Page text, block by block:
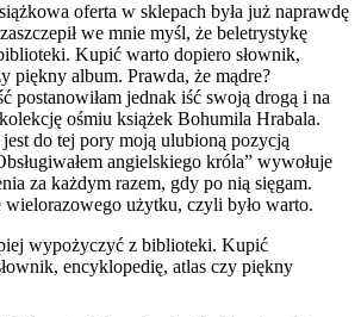
oferta w sklepach była już naprawdę
we mnie myśl, że beletrystykę
Kupić warto dopiero słownik,
piękny album. Prawda, że mądre?
postanowiłam jednak iść swoją drogą i na
ośmiu książek Bohumila Hrabala.
jest do tej pory moją ulubioną pozycją
angielskiego króla” wywołuje
za każdym razem, gdy po nią sięgam.
użytku, czyli było warto.
wypożyczyć z biblioteki. Kupić
encyklopedię, atlas czy piękny